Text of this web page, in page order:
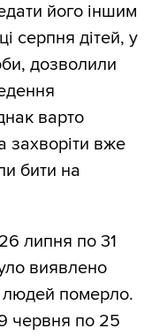
його іншим
серпня дітей, у
дозволили
варто
захворіти вже
бити на
липня по 31
виявлено
людей померло.
червня по 25